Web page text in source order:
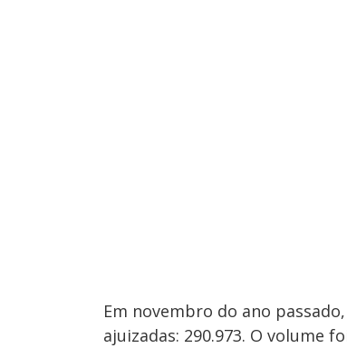
Em novembro do ano
ajuizadas: 290.973. O volume